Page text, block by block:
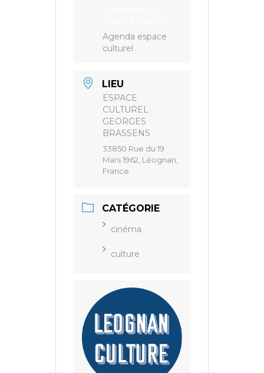
Agenda espace
culturel
LIEU
ESPACE
CULTUREL
GEORGES
BRASSENS
33850 Rue du 19
Mars 1962, Léognan,
France
CATÉGORIE
cinéma
culture